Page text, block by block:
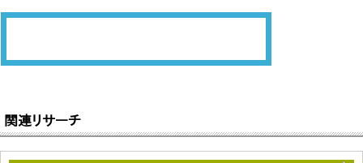
関連リサーチ